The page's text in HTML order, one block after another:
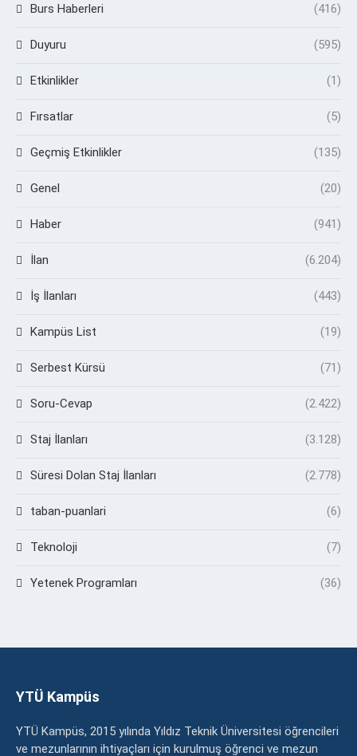
Burs Haberleri (416)
Duyuru (595)
Etkinlikler (1)
Fırsatlar (5)
Geçmiş Etkinlikler (135)
Genel (20)
Haber (941)
İlan (6.204)
İş İlanları (443)
Kampüs List (19)
Serbest Kürsü (71)
Soru-Cevap (2.422)
Staj İlanları (3.128)
Süresi Dolan Staj İlanları (2.778)
taban-puanlari (6)
Teknoloji (7)
Yetenek Programları (36)
YTÜ Kampüs
YTÜ Kampüs, 2015 yılında Yıldız Teknik Üniversitesi öğrencileri
ve mezunlarının ihtiyaçları için kurulmuş öğrenci ve mezun